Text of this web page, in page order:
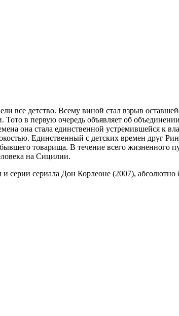
все детство. Всему виной стал взрыв
в первую очередь объявляет об
она стала единственной устремившейся к
Единственный с детских времен друг
товарища. В течение всего
на Сицилии.
серии сериала Дон Корлеоне (2007), абсолютно